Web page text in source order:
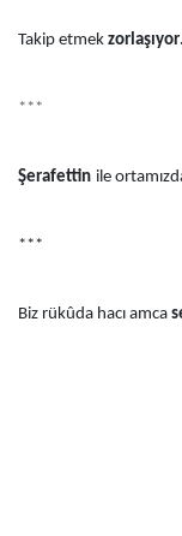
Takip etmek
***
Şerafettin ile
***
Biz rükûda hacı amca